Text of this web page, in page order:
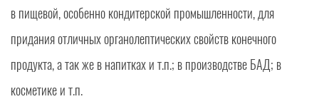
в пищевой, особенно кондитерской промышленности, для
придания отличных органолептических свойств конечного
продукта, а так же в напитках и т.п.; в производстве БАД; в
косметике и т.п.